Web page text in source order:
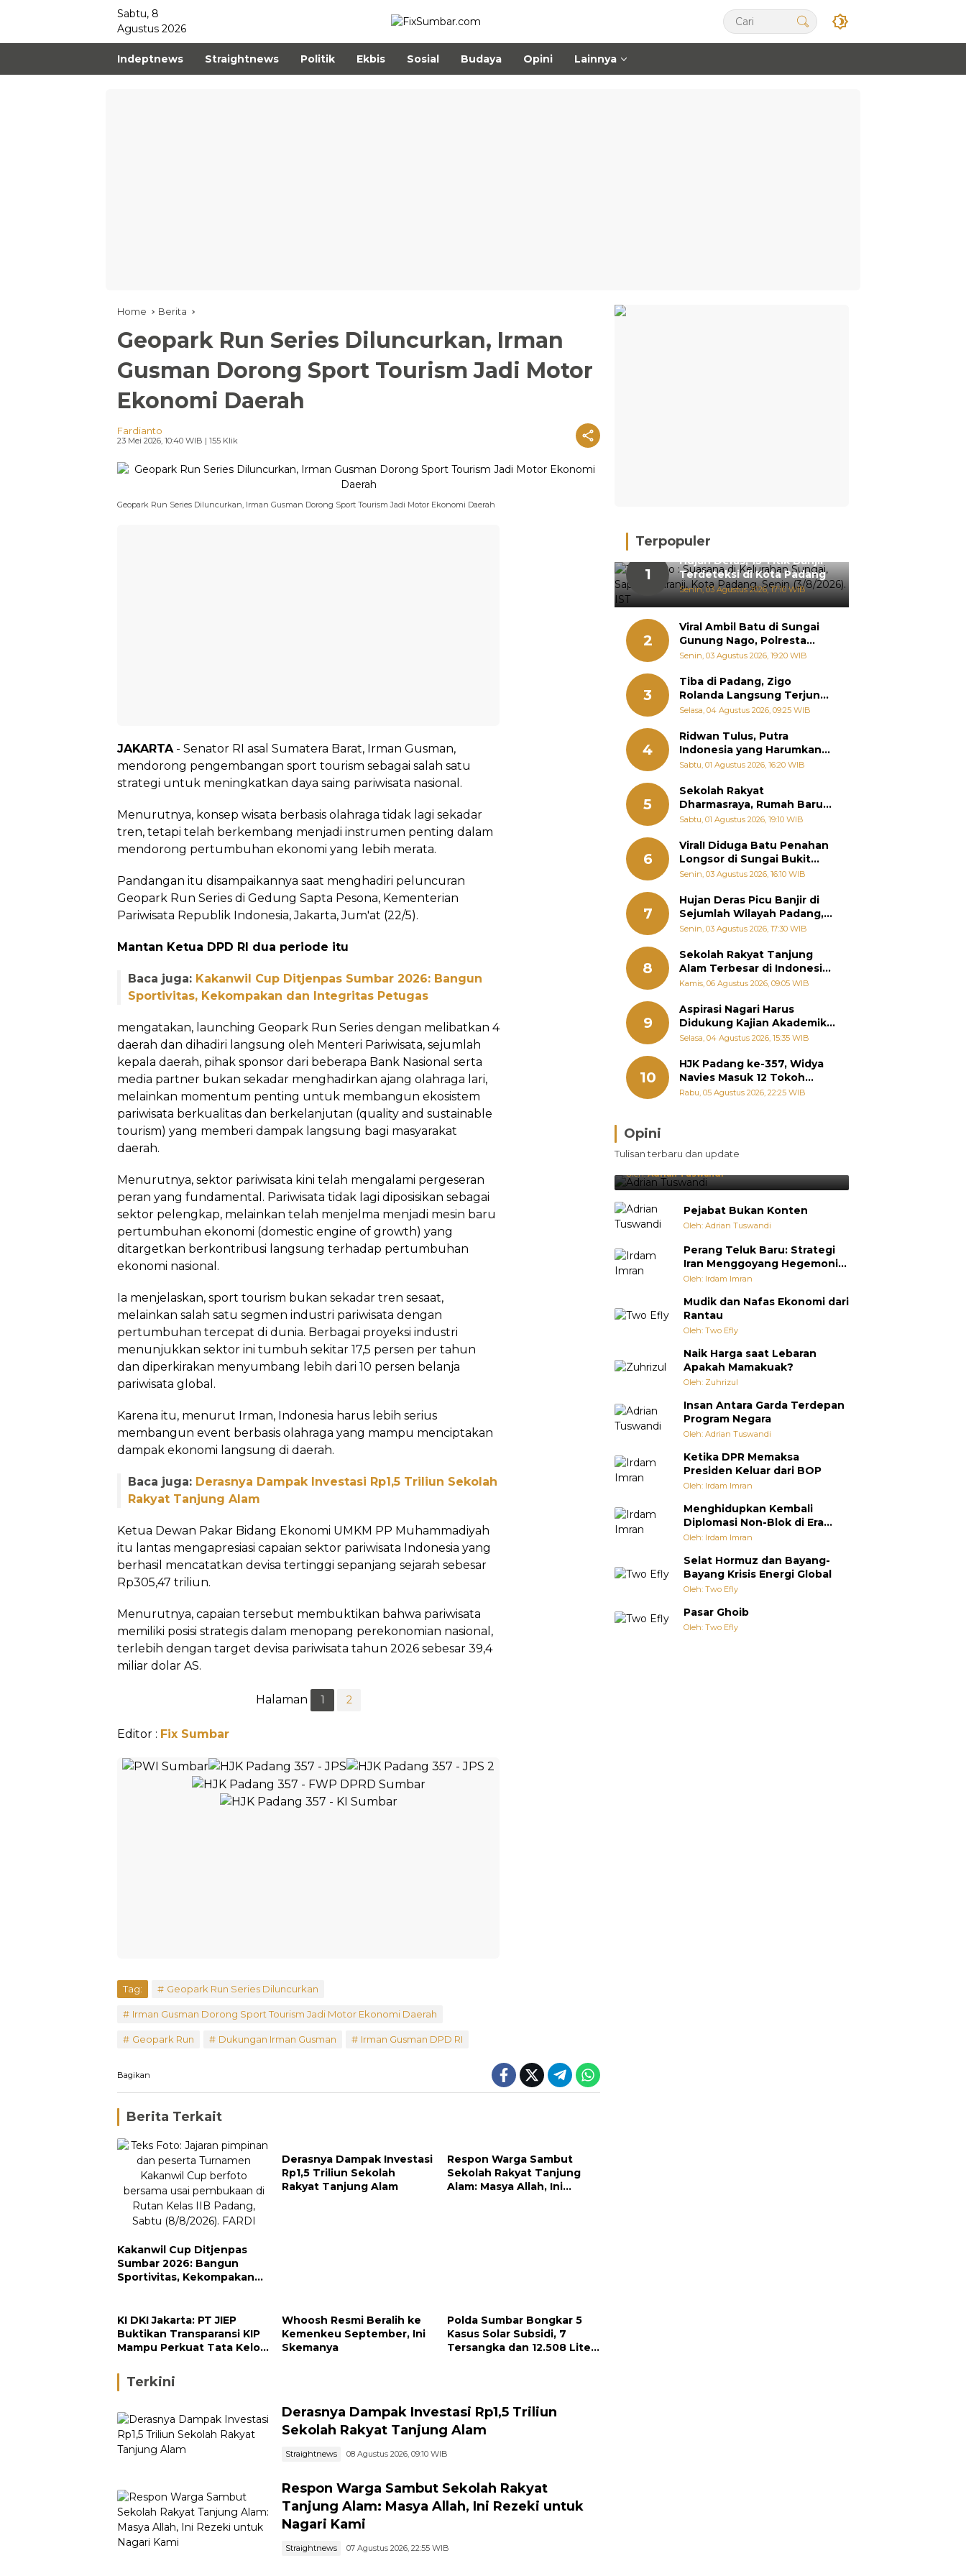
Sabtu, 8
Agustus 2026
Indeptnews Straightnews Politik Ekbis Sosial Budaya Opini Lainnya
Home Berita
Geopark Run Series Diluncurkan, Irman
Gusman Dorong Sport Tourism Jadi Motor
Ekonomi Daerah
Fardianto
23 Mei 2026, 10:40 WIB | 155 Klik
Geopark Run Series Diluncurkan, Irman Gusman Dorong Sport Tourism Jadi Motor Ekonomi Daerah
JAKARTA- Senator RI asal Sumatera Barat, Irman Gusman,
mendorong pengembangan sport tourism sebagai salah satu
strategi untuk meningkatkan daya saing pariwisata nasional.
Menurutnya, konsep wisata berbasis olahraga tidak lagi sekadar
tren, tetapi telah berkembang menjadi instrumen penting dalam
mendorong pertumbuhan ekonomi yang lebih merata.
Pandangan itu disampaikannya saat menghadiri peluncuran
Geopark Run Series di Gedung Sapta Pesona, Kementerian
Pariwisata Republik Indonesia, Jakarta, Jum'at (22/5).
Mantan Ketua DPD RI dua periode itu
Baca juga: Kakanwil Cup Ditjenpas Sumbar 2026: Bangun
Sportivitas, Kekompakan dan Integritas Petugas
mengatakan, launching Geopark Run Series dengan melibatkan 4
daerah dan dihadiri langsung oleh Menteri Pariwisata, sejumlah
kepala daerah, pihak sponsor dari beberapa Bank Nasional serta
media partner bukan sekadar menghadirkan ajang olahraga lari,
melainkan momentum penting untuk membangun ekosistem
pariwisata berkualitas dan berkelanjutan (quality and sustainable
tourism) yang memberi dampak langsung bagi masyarakat
daerah.
Menurutnya, sektor pariwisata kini telah mengalami pergeseran
peran yang fundamental. Pariwisata tidak lagi diposisikan sebagai
sektor pelengkap, melainkan telah menjelma menjadi mesin baru
pertumbuhan ekonomi (domestic engine of growth) yang
ditargetkan berkontribusi langsung terhadap pertumbuhan
ekonomi nasional.
Ia menjelaskan, sport tourism bukan sekadar tren sesaat,
melainkan salah satu segmen industri pariwisata dengan
pertumbuhan tercepat di dunia. Berbagai proyeksi industri
menunjukkan sektor ini tumbuh sekitar 17,5 persen per tahun
dan diperkirakan menyumbang lebih dari 10 persen belanja
pariwisata global.
Karena itu, menurut Irman, Indonesia harus lebih serius
membangun event berbasis olahraga yang mampu menciptakan
dampak ekonomi langsung di daerah.
Baca juga: Derasnya Dampak Investasi Rp1,5 Triliun Sekolah
Rakyat Tanjung Alam
Ketua Dewan Pakar Bidang Ekonomi UMKM PP Muhammadiyah
itu lantas mengapresiasi capaian sektor pariwisata Indonesia yang
berhasil mencatatkan devisa tertinggi sepanjang sejarah sebesar
Rp305,47 triliun.
Menurutnya, capaian tersebut membuktikan bahwa pariwisata
memiliki posisi strategis dalam menopang perekonomian nasional,
terlebih dengan target devisa pariwisata tahun 2026 sebesar 39,4
miliar dolar AS.
Halaman 1 2
Editor : Fix Sumbar
Tag: Geopark Run Series Diluncurkan
Irman Gusman Dorong Sport Tourism Jadi Motor Ekonomi Daerah
Geopark Run Dukungan Irman Gusman Irman Gusman DPD RI
Bagikan
Berita Terkait
Kakanwil Cup Ditjenpas
Sumbar 2026: Bangun
Sportivitas, Kekompakan
Derasnya Dampak Investasi
Rp1,5 Triliun Sekolah
Rakyat Tanjung Alam
Respon Warga Sambut
Sekolah Rakyat Tanjung
Alam: Masya Allah, Ini
KI DKI Jakarta: PT JIEP
Buktikan Transparansi KIP
Mampu Perkuat Tata Kelola
Whoosh Resmi Beralih ke
Kemenkeu September, Ini
Skemanya
Polda Sumbar Bongkar 5
Kasus Solar Subsidi, 7
Tersangka dan 12.508 Liter
Terkini
Derasnya Dampak Investasi Rp1,5 Triliun
Sekolah Rakyat Tanjung Alam
Straightnews 08 Agustus 2026, 09:10 WIB
Respon Warga Sambut Sekolah Rakyat
Tanjung Alam: Masya Allah, Ini Rezeki untuk
Nagari Kami
Straightnews 07 Agustus 2026, 22:55 WIB
Terpopuler
1
Hujan Deras, 15 Titik Banjir
Terdeteksi di Kota Padang
Senin, 03 Agustus 2026, 17:10 WIB
2
Viral Ambil Batu di Sungai
Gunung Nago, Polresta
Padang Ungkap Fakta
Senin, 03 Agustus 2026, 19:20 WIB
3
Tiba di Padang, Zigo
Rolanda Langsung Terjun
Bantu Warga Terdampak
Selasa, 04 Agustus 2026, 09:25 WIB
4
Ridwan Tulus, Putra
Indonesia yang Harumkan
Nama Bangsa hingga
Jepang
Sabtu, 01 Agustus 2026, 16:20 WIB
5
Sekolah Rakyat
Dharmasraya, Rumah Baru
268 Anak Menggapai Mimpi
Kemiskinan
Sabtu, 01 Agustus 2026, 19:10 WIB
6
Viral! Diduga Batu Penahan
Longsor di Sungai Bukit
Nago Padang Diambil, Warga
Senin, 03 Agustus 2026, 16:10 WIB
7
Hujan Deras Picu Banjir di
Sejumlah Wilayah Padang,
Fadly Amran Perintahkan
Senin, 03 Agustus 2026, 17:30 WIB
8
Sekolah Rakyat Tanjung
Alam Terbesar di Indonesia,
Groundbreaking September
Kamis, 06 Agustus 2026, 09:05 WIB
9
Aspirasi Nagari Harus
Didukung Kajian Akademik,
Zigo Rolanda: Agar Mudah
Kementerian
Selasa, 04 Agustus 2026, 15:35 WIB
10
HJK Padang ke-357, Widya
Navies Masuk 12 Tokoh
Masyarakat Penerima
Rabu, 05 Agustus 2026, 22:25 WIB
Opini
Tulisan terbaru dan update
Brasil Lebih Diunggulkan, tetapi
Jepang Selalu Punya Cara Membuat
Kejutan
Oleh:Adrian Tuswandi
Pejabat Bukan Konten
Oleh: Adrian Tuswandi
Perang Teluk Baru: Strategi
Iran Menggoyang Hegemoni
AS dari Dalam
Oleh: Irdam Imran
Mudik dan Nafas Ekonomi dari
Rantau
Oleh: Two Efly
Naik Harga saat Lebaran
Apakah Mamakuak?
Oleh: Zuhrizul
Insan Antara Garda Terdepan
Program Negara
Oleh: Adrian Tuswandi
Ketika DPR Memaksa
Presiden Keluar dari BOP
Oleh: Irdam Imran
Menghidupkan Kembali
Diplomasi Non-Blok di Era
Multipolar
Oleh: Irdam Imran
Selat Hormuz dan Bayang-
Bayang Krisis Energi Global
Oleh: Two Efly
Pasar Ghoib
Oleh: Two Efly